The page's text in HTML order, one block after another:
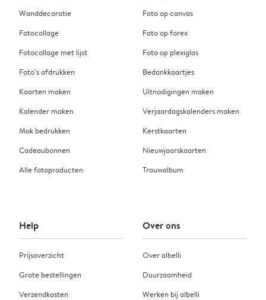
Wanddecoratie
Fotocollage
Fotocollage met lijst
Foto’s afdrukken
Kaarten maken
Kalender maken
Mok bedrukken
Cadeaubonnen
Alle fotoproducten
Foto op canvas
Foto op forex
Foto op plexiglas
Bedankkaartjes
Uitnodigingen maken
Verjaardagskalenders maken
Kerstkaarten
Nieuwjaarskaarten
Trouwalbum
Help
Prijsoverzicht
Grote bestellingen
Verzendkosten
Over ons
Over albelli
Duurzaamheid
Werken bij albelli